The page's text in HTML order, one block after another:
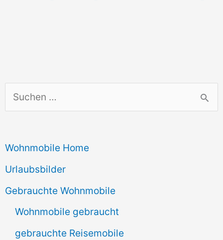
u
h
e
n
Wohnmobile Home
Urlaubsbilder
Gebrauchte Wohnmobile
Wohnmobile gebraucht
gebrauchte Reisemobile